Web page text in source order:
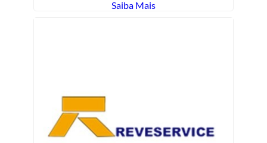
Saiba Mais